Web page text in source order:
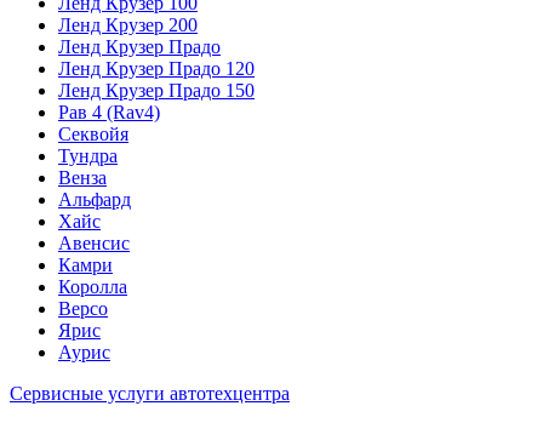
Ленд Крузер 200
Ленд Крузер Прадо
Ленд Крузер Прадо 120
Ленд Крузер Прадо 150
Рав 4 (Rav4)
Секвойя
Тундра
Венза
Альфард
Хайс
Авенсис
Камри
Королла
Версо
Ярис
Аурис
Сервисные услуги автотехцентра